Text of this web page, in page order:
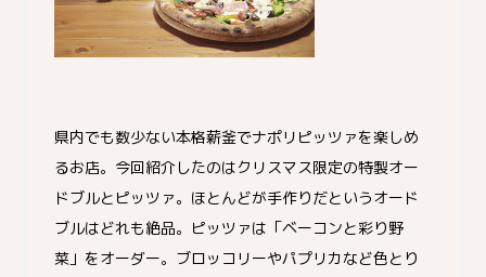
県内でも数少ない本格薪釜でナポリピッツァを楽しめ
るお店。今回紹介したのはクリスマス限定の特製オー
ドブルとピッツァ。ほとんどが手作りだというオード
ブルはどれも絶品。ピッツァは「ベーコンと彩り野
菜」をオーダー。ブロッコリーやパプリカなど色とり